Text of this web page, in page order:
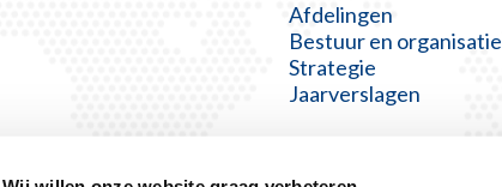
Afdelingen
Bestuur en organisatie
Strategie
Jaarverslagen